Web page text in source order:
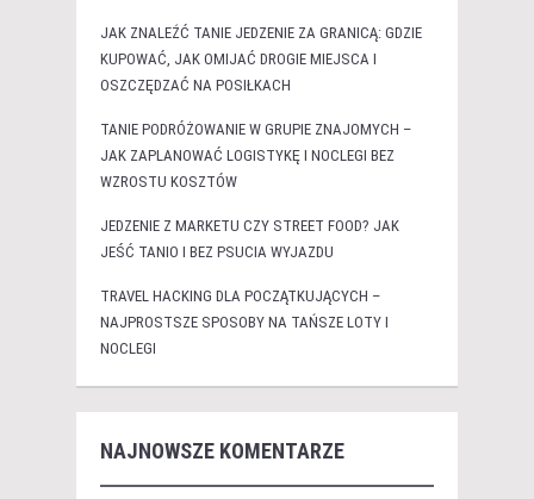
JAK ZNALEŹĆ TANIE JEDZENIE ZA GRANICĄ: GDZIE
KUPOWAĆ, JAK OMIJAĆ DROGIE MIEJSCA I
OSZCZĘDZAĆ NA POSIŁKACH
TANIE PODRÓŻOWANIE W GRUPIE ZNAJOMYCH –
JAK ZAPLANOWAĆ LOGISTYKĘ I NOCLEGI BEZ
WZROSTU KOSZTÓW
JEDZENIE Z MARKETU CZY STREET FOOD? JAK
JEŚĆ TANIO I BEZ PSUCIA WYJAZDU
TRAVEL HACKING DLA POCZĄTKUJĄCYCH –
NAJPROSTSZE SPOSOBY NA TAŃSZE LOTY I
NOCLEGI
NAJNOWSZE KOMENTARZE